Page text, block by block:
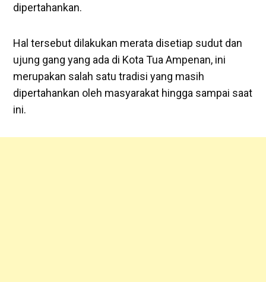
dipertahankan.
Hal tersebut dilakukan merata disetiap sudut dan
ujung gang yang ada di Kota Tua Ampenan, ini
merupakan salah satu tradisi yang masih
dipertahankan oleh masyarakat hingga sampai saat
ini.